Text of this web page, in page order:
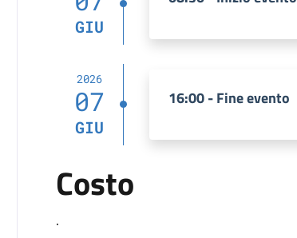
GIU
2026
07
GIU
16:00 - Fine evento
Costo
.